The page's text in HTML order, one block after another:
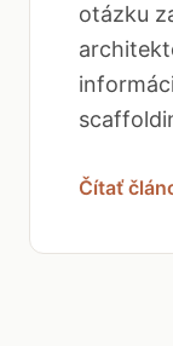
otázku
Čítať